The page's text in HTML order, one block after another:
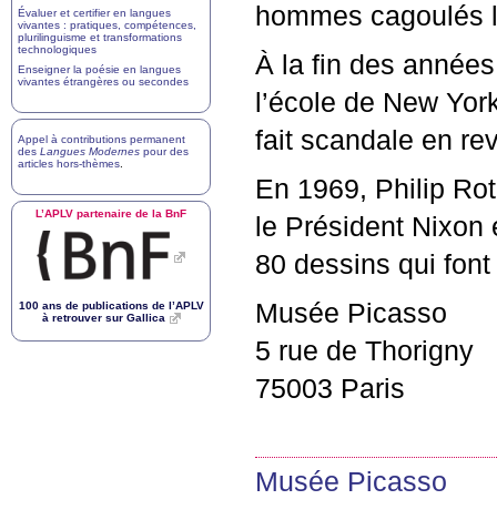
hommes cagoulés
À la fin des
l’école de New
fait scandale en
En 1969, Philip
le Président
80 dessins qui
Musée Picasso
5 rue de Thorigny
75003 Paris
Musée Picasso
Évaluer et certifier en langues
vivantes : pratiques, compétences,
plurilinguisme et transformations
technologiques
Enseigner la poésie en langues
vivantes étrangères ou secondes
Appel à contributions permanent
des Langues Modernes pour des
articles hors-thèmes
L’APLV partenaire de la BnF
100 ans de publications de l’APLV
à retrouver sur Gallica